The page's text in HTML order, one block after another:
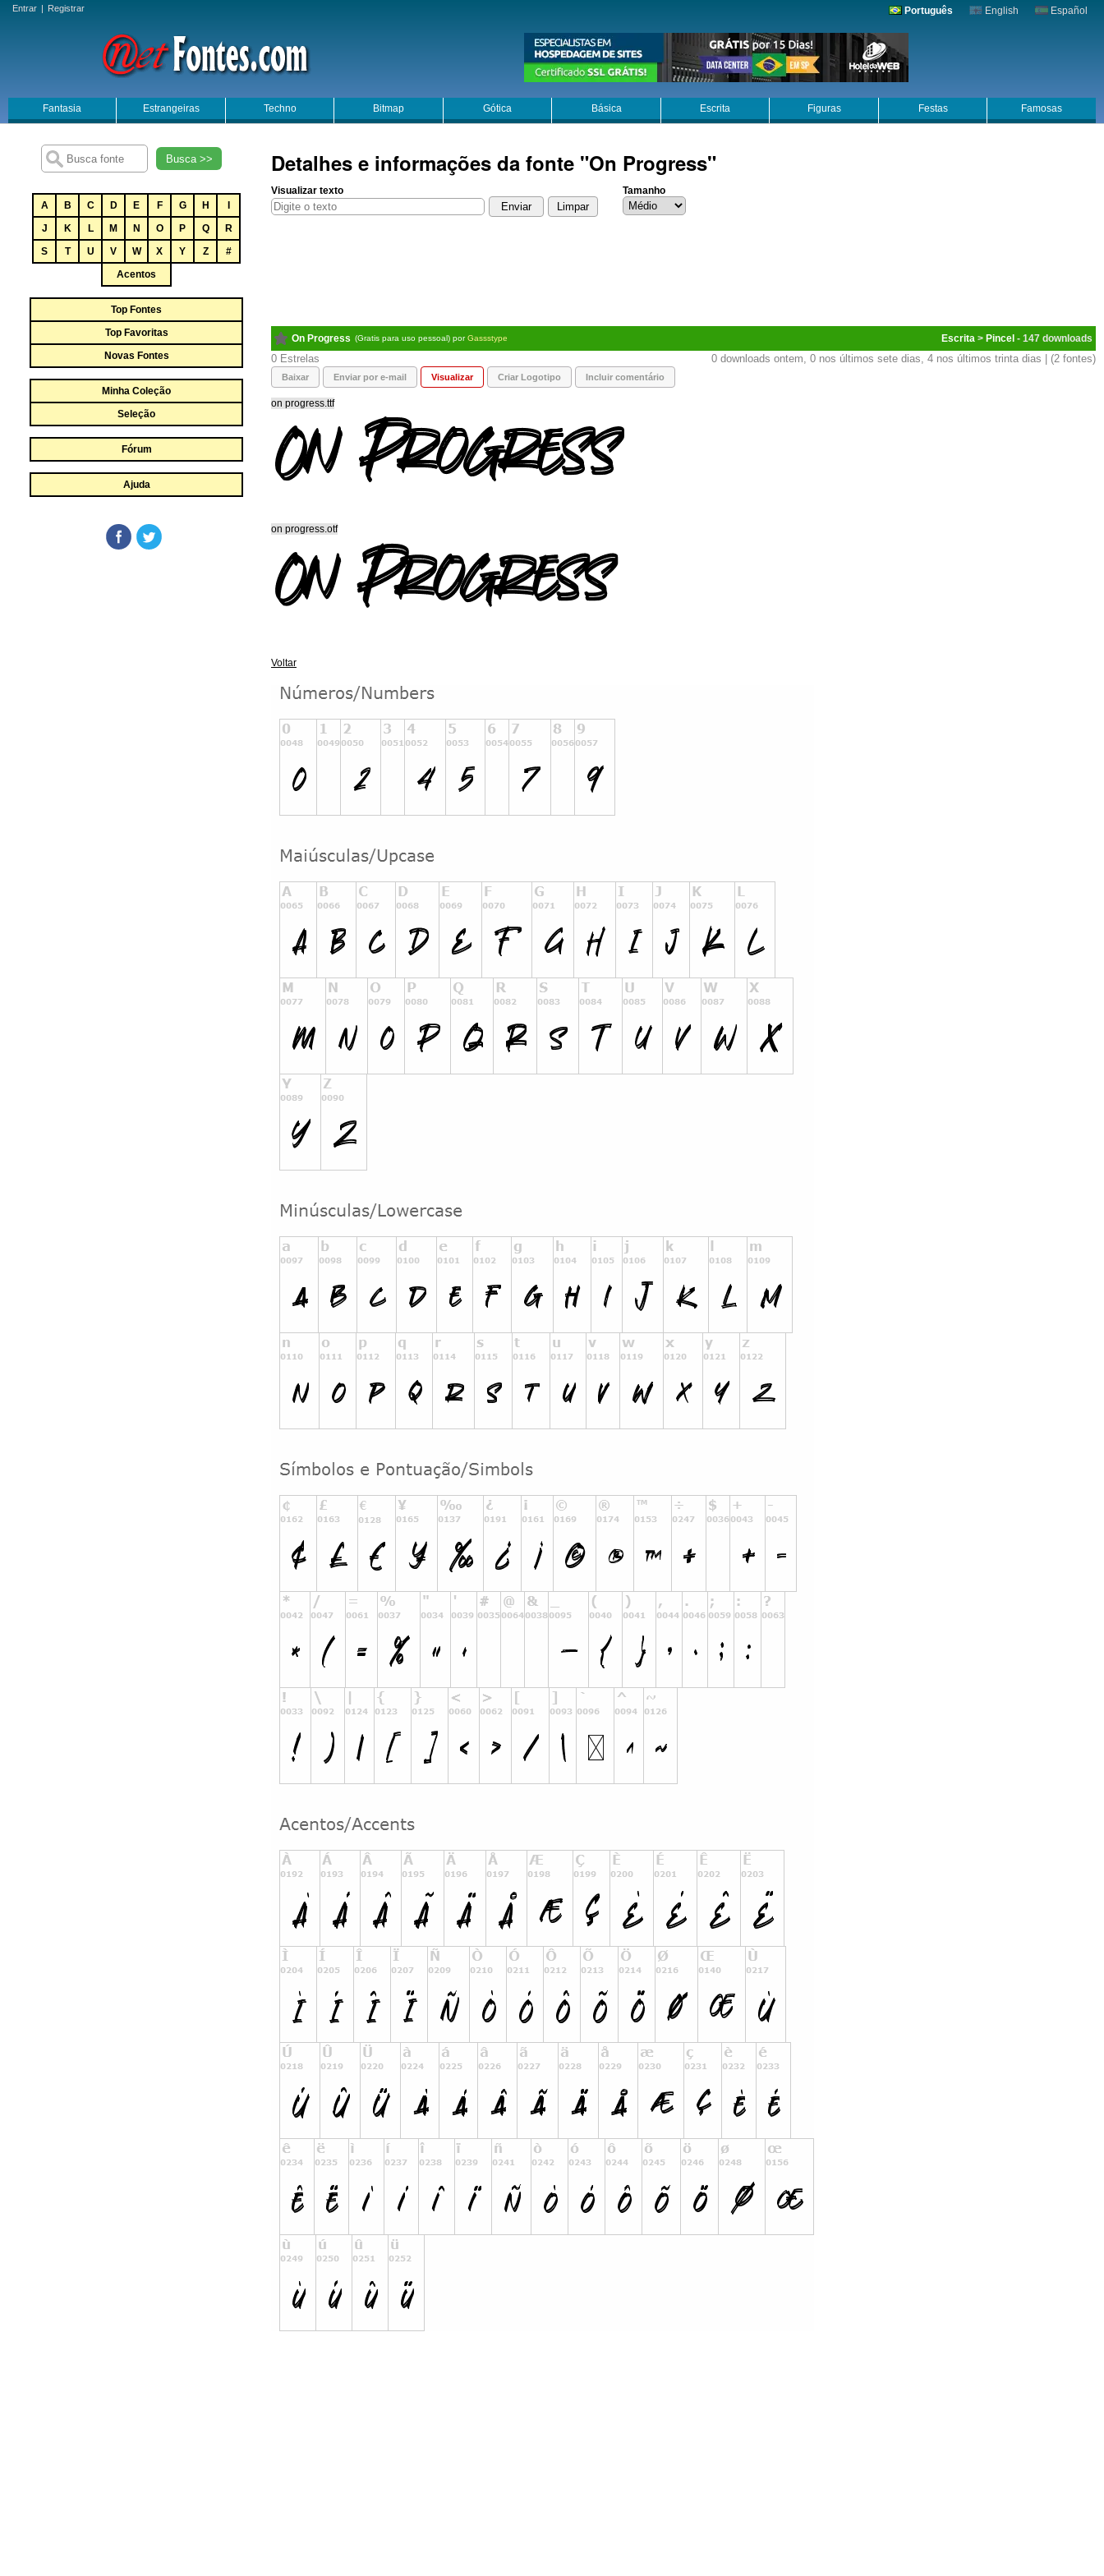
Entrar | Registrar Português English Español
Fantasia Estrangeiras Techno Bitmap Gótica Básica Escrita Figuras Festas Famosas
Busca >>
A B C D E F G H
J
K L M N O P Q
R
S
T U V W X Y Z
#
Acentos
Top Fontes
Top Favoritas
Novas Fontes
Minha Coleção
Seleção
Fórum
Ajuda
Detalhes e informações da fonte "On Progress"
Visualizar texto Tamanho
On Progress (Gratis para uso pessoal) porGassstype Escrita > Pincel - 147
0 0 downloads ontem, 0 nos últimos sete dias, 4 nos últimos trinta dias | (2 fontes)
Baixar Enviar por e-mail Visualizar Criar Logotipo Incluir comentário
on progress.ttf
on progress.otf
Voltar